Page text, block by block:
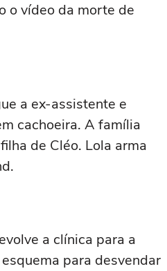
o vídeo da morte de
a ex-assistente e
cachoeira. A família
de Cléo. Lola arma
a clínica para a
para desvendar